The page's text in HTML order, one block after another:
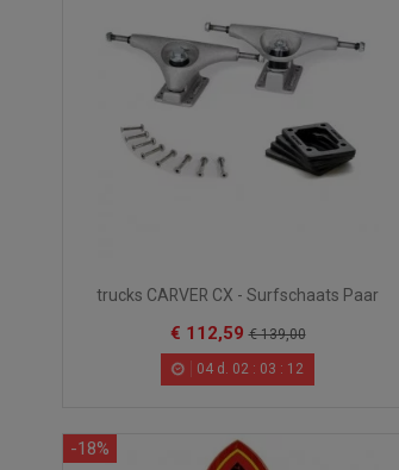
trucks CARVER CX - Surfschaats Paar
€ 112,59 € 139,00
04 d. 02 : 03 : 10
-18%